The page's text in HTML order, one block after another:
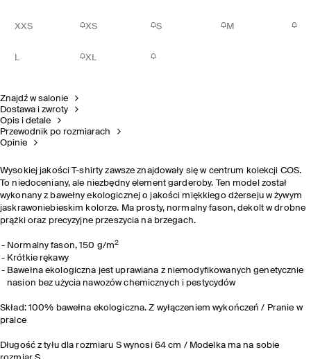
XXS XS S M
L XL
Znajdź w salonie
Dostawa i zwroty
Opis i detale
Przewodnik po rozmiarach
Opinie
Wysokiej jakości T-shirty zawsze znajdowały się w centrum kolekcji COS.
To niedoceniany, ale niezbędny element garderoby. Ten model został
wykonany z bawełny ekologicznej o jakości miękkiego dżerseju w żywym
jaskrawoniebieskim kolorze. Ma prosty, normalny fason, dekolt w drobne
prążki oraz precyzyjne przeszycia na brzegach.
Normalny fason, 150 g/m2
Krótkie rękawy
Bawełna ekologiczna jest uprawiana z niemodyfikowanych genetycznie
nasion bez użycia nawozów chemicznych i pestycydów
Skład: 100% bawełna ekologiczna. Z wyłączeniem wykończeń / Pranie w
pralce
Długość z tyłu dla rozmiaru S wynosi 64 cm / Modelka ma na sobie